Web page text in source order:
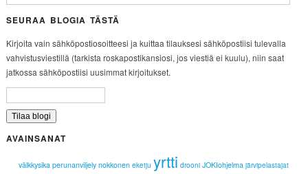
SEURAA BLOGIA TÄSTÄ
Kirjoita vain sähköpostiosoitteesi ja kuittaa tilauksesi sähköpostiisi tulevalla
vahvistusviestillä (tarkista roskapostikansiosi, jos viestiä ei kuulu), niin saat
jatkossa sähköpostiisi uusimmat kirjoitukset.
AVAINSANAT
välkkysika perunanviljely nokkonen eketju yrtti drooni JOKIohjelma järvipelastajat